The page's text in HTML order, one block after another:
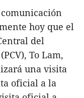
hoy que el
del
To Lam,
una visita
oficial a la